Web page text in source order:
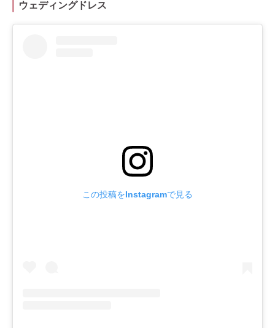
ウェディングドレス
この投稿をInstagramで見る